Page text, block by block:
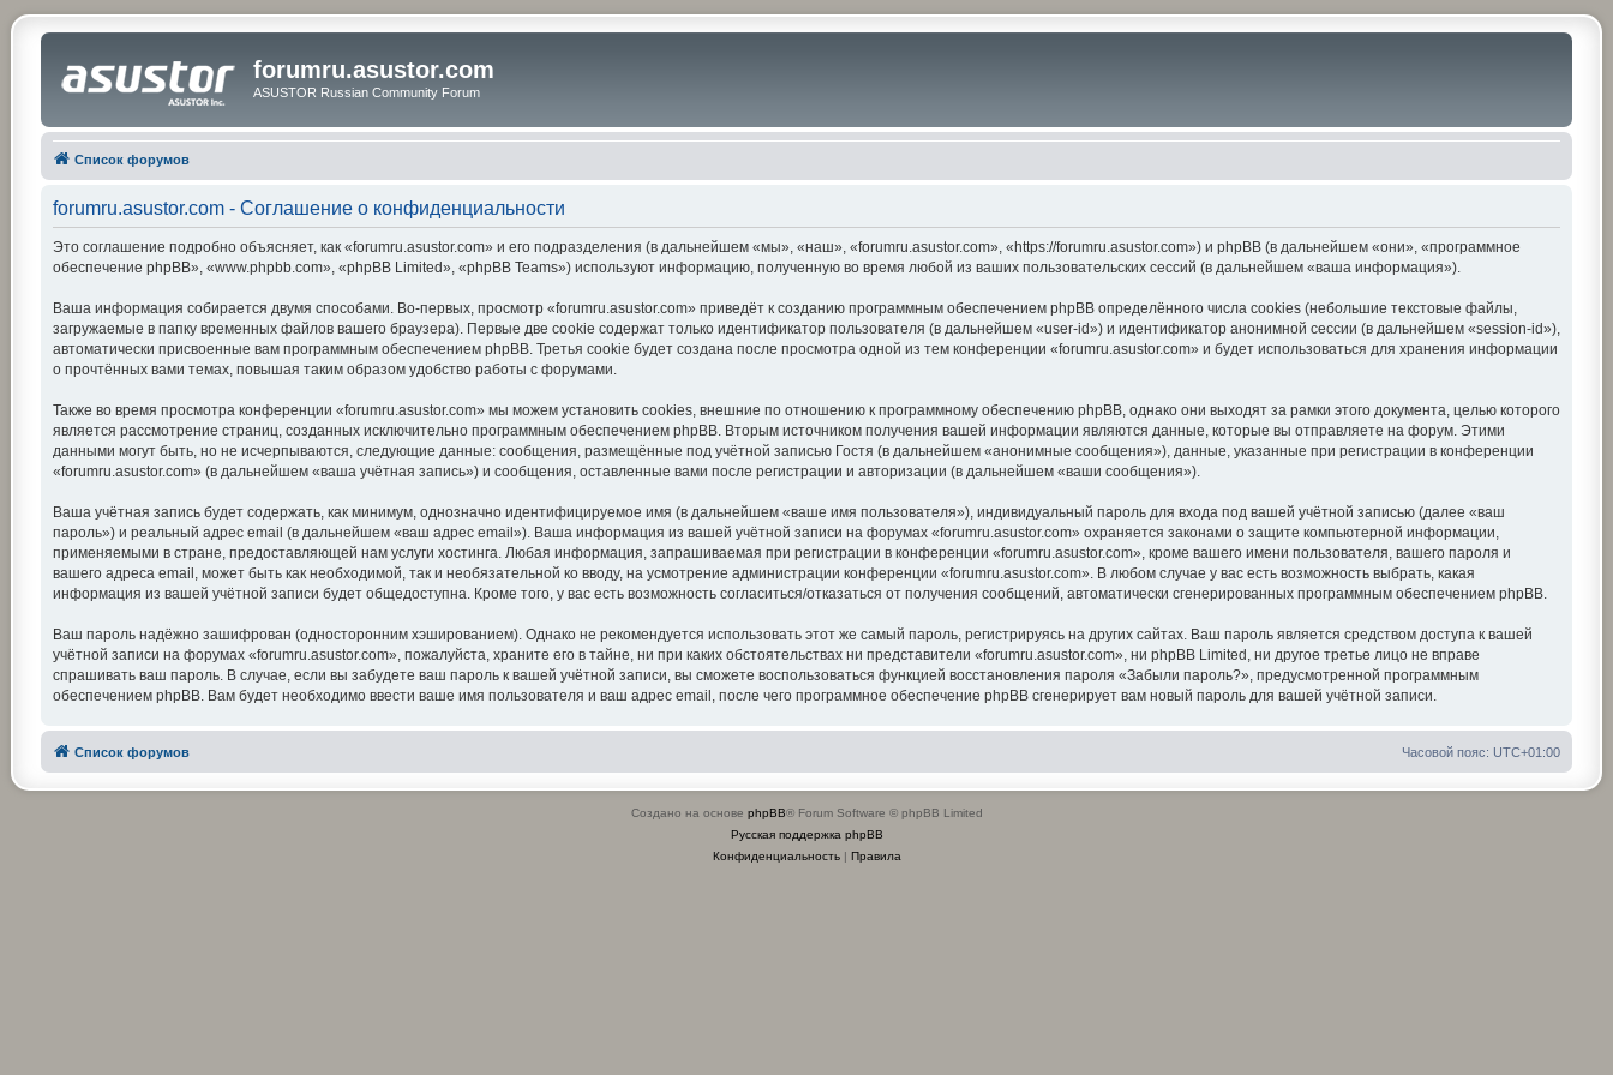
forumru.asustor.com
ASUSTOR Russian Community Forum
Список форумов
forumru.asustor.com - Соглашение о конфиденциальности
Это соглашение подробно объясняет, как «forumru.asustor.com» и его подразделения (в дальнейшем «мы», «наш», «forumru.asustor.com», «https://forumru.asustor.com») и phpBB (в дальнейшем «они», «программное
обеспечение phpBB», «www.phpbb.com», «phpBB Limited», «phpBB Teams») используют информацию, полученную во время любой из ваших пользовательских сессий (в дальнейшем «ваша информация»).
Ваша информация собирается двумя способами. Во-первых, просмотр «forumru.asustor.com» приведёт к созданию программным обеспечением phpBB определённого числа cookies (небольшие текстовые файлы,
загружаемые в папку временных файлов вашего браузера). Первые две cookie содержат только идентификатор пользователя (в дальнейшем «user-id») и идентификатор анонимной сессии (в дальнейшем «session-id»),
автоматически присвоенные вам программным обеспечением phpBB. Третья cookie будет создана после просмотра одной из тем конференции «forumru.asustor.com» и будет использоваться для хранения информации
о прочтённых вами темах, повышая таким образом удобство работы с форумами.
Также во время просмотра конференции «forumru.asustor.com» мы можем установить cookies, внешние по отношению к программному обеспечению phpBB, однако они выходят за рамки этого документа, целью которого
является рассмотрение страниц, созданных исключительно программным обеспечением phpBB. Вторым источником получения вашей информации являются данные, которые вы отправляете на форум. Этими
данными могут быть, но не исчерпываются, следующие данные: сообщения, размещённые под учётной записью Гостя (в дальнейшем «анонимные сообщения»), данные, указанные при регистрации в конференции
«forumru.asustor.com» (в дальнейшем «ваша учётная запись») и сообщения, оставленные вами после регистрации и авторизации (в дальнейшем «ваши сообщения»).
Ваша учётная запись будет содержать, как минимум, однозначно идентифицируемое имя (в дальнейшем «ваше имя пользователя»), индивидуальный пароль для входа под вашей учётной записью (далее «ваш
пароль») и реальный адрес email (в дальнейшем «ваш адрес email»). Ваша информация из вашей учётной записи на форумах «forumru.asustor.com» охраняется законами о защите компьютерной информации,
применяемыми в стране, предоставляющей нам услуги хостинга. Любая информация, запрашиваемая при регистрации в конференции «forumru.asustor.com», кроме вашего имени пользователя, вашего пароля и
вашего адреса email, может быть как необходимой, так и необязательной ко вводу, на усмотрение администрации конференции «forumru.asustor.com». В любом случае у вас есть возможность выбрать, какая
информация из вашей учётной записи будет общедоступна. Кроме того, у вас есть возможность согласиться/отказаться от получения сообщений, автоматически сгенерированных программным обеспечением phpBB.
Ваш пароль надёжно зашифрован (односторонним хэшированием). Однако не рекомендуется использовать этот же самый пароль, регистрируясь на других сайтах. Ваш пароль является средством доступа к вашей
учётной записи на форумах «forumru.asustor.com», пожалуйста, храните его в тайне, ни при каких обстоятельствах ни представители «forumru.asustor.com», ни phpBB Limited, ни другое третье лицо не вправе
спрашивать ваш пароль. В случае, если вы забудете ваш пароль к вашей учётной записи, вы сможете воспользоваться функцией восстановления пароля «Забыли пароль?», предусмотренной программным
обеспечением phpBB. Вам будет необходимо ввести ваше имя пользователя и ваш адрес email, после чего программное обеспечение phpBB сгенерирует вам новый пароль для вашей учётной записи.
Список форумов Часовой пояс: UTC+01:00
Создано на основе phpBB® Forum Software © phpBB Limited
Русская поддержка phpBB
Конфиденциальность| Правила